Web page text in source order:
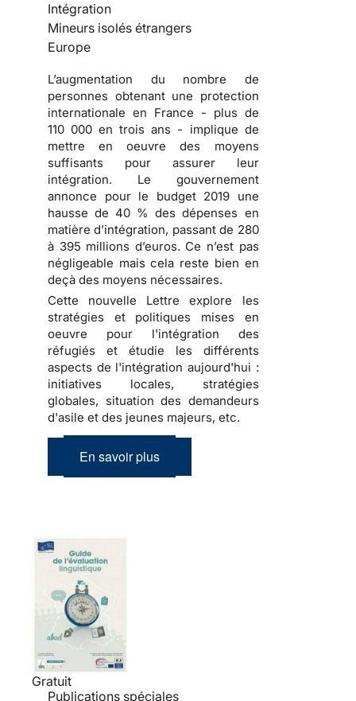
Intégration
Mineurs isolés étrangers
Europe
L’augmentation du nombre de
personnes obtenant une protection
internationale en France - plus de
110 000 en trois ans - implique de
mettre en oeuvre des moyens
suffisants pour assurer leur
intégration. Le gouvernement
annonce pour le budget 2019 une
hausse de 40 % des dépenses en
matière d’intégration, passant de 280
à 395 millions d’euros. Ce n’est pas
négligeable mais cela reste bien en
deçà des moyens nécessaires.
Cette nouvelle Lettre explore les
stratégies et politiques mises en
oeuvre pour l'intégration des
réfugiés et étudie les différents
aspects de l'intégration aujourd'hui :
initiatives locales, stratégies
globales, situation des demandeurs
d'asile et des jeunes majeurs, etc.
En savoir plus
Gratuit
Publications spéciales